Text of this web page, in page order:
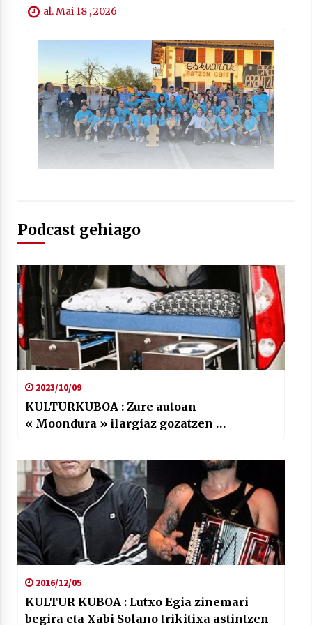
Arrosaren laburpen bideoa Hamaika
Telebistaren eskutik
2021/06/30
al. Mai 18 , 2026
Podcast gehiago
2023/10/09
KULTURKUBOA : Zure autoan
« Moondura » ilargiaz gozatzen …
2016/12/05
KULTUR KUBOA : Lutxo Egia zinemari
begira eta Xabi Solano trikitixa astintzen